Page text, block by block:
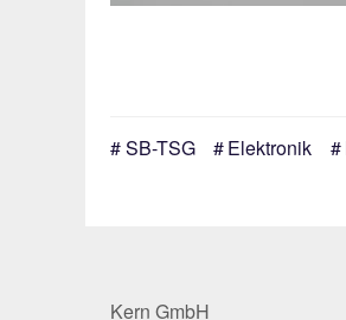
SB-TSG Elektronik
Kern GmbH